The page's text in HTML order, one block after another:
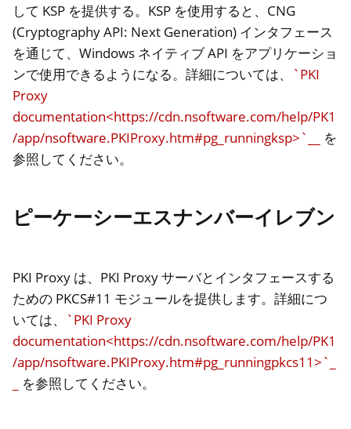
して KSP を提供する。KSP を使用すると、CNG
(Cryptography API: Next Generation) インタフェース
を通じて、Windows ネイティブ API をアプリケーショ
ンで使用できるようになる。詳細については、
`PKI
Proxy
documentation<https://cdn.nsoftware.com/help/PK1
/app/nsoftware.PKIProxy.htm#pg_runningksp>`__
を
参照してください。
ピーケーシーエスナンバーイレブン
PKI Proxy は、PKI Proxy サーバとインタフェースする
ための PKCS#11 モジュールを提供します。詳細につ
いては、
`PKI Proxy
documentation<https://cdn.nsoftware.com/help/PK1
/app/nsoftware.PKIProxy.htm#pg_runningpkcs11>`_
を参照してください。